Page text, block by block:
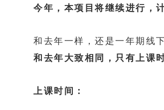
今年，本项目将继续进行，
和去年一样，还是一年期线
和去年大致相同，只有上课
上课时间：